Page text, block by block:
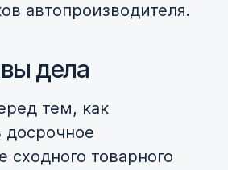
автопроизводителя.
дела
тем, как
досрочное
сходного товарного